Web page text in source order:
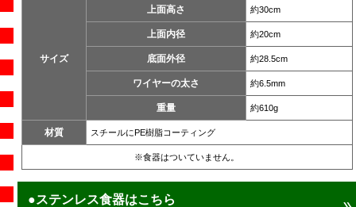
サイズ
上面高さ 約30cm
上面内径 約20cm
底面外径 約28.5cm
ワイヤーの太さ 約6.5mm
重量 約610g
材質 スチールにPE樹脂コーティング
※食器はついていません。
●ステンレス食器はこちら